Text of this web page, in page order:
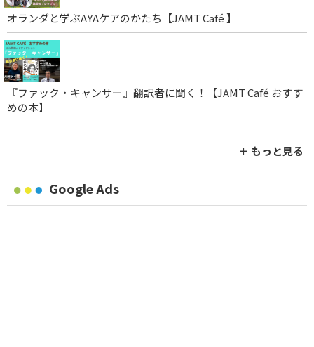
オランダと学ぶAYAケアのかたち【JAMT Café 】
『ファック・キャンサー』翻訳者に聞く！【JAMT Café おすす
めの本】
＋ もっと見る
Google Ads